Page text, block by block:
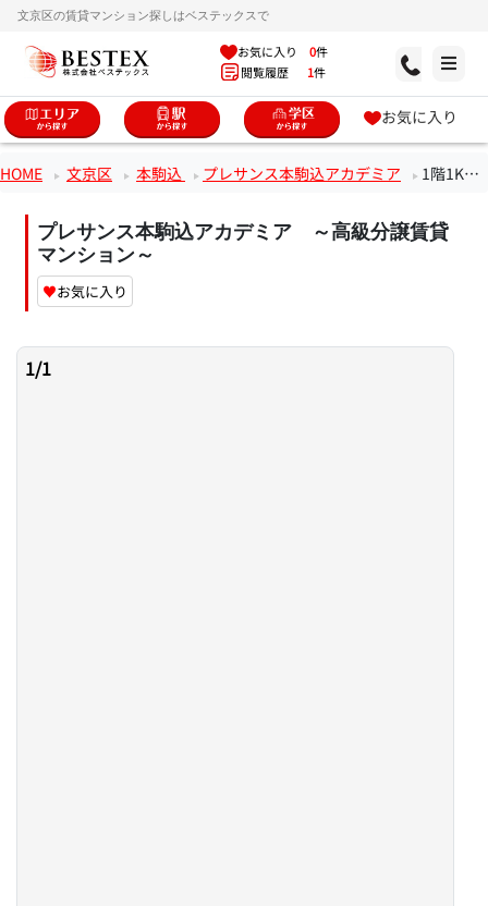
文京区の賃貸マンション探しはベステックスで
お気に入り 0件
閲覧履歴 1件
お気に入り
HOME 文京区 本駒込 プレサンス本駒込アカデミア 1階1Kのお部屋
プレサンス本駒込アカデミア ～高級分譲賃貸
マンション～
♥お気に入り
1/1